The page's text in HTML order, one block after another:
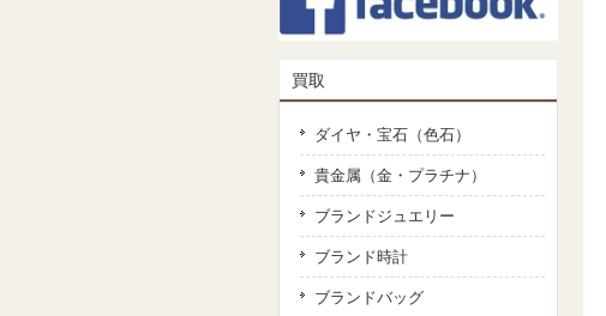
買取
ダイヤ・宝石（色石）
貴金属（金・プラチナ）
ブランドジュエリー
ブランド時計
ブランドバッグ